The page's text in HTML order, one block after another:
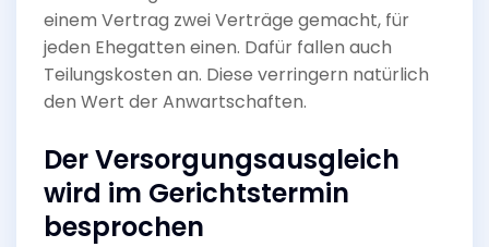
einem Vertrag zwei Verträge gemacht, für
jeden Ehegatten einen. Dafür fallen auch
Teilungskosten an. Diese verringern natürlich
den Wert der Anwartschaften.
Der Versorgungsausgleich
wird im Gerichtstermin
besprochen